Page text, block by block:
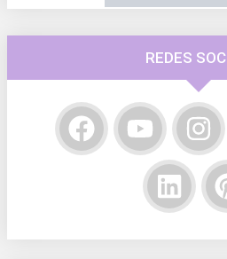
REDES